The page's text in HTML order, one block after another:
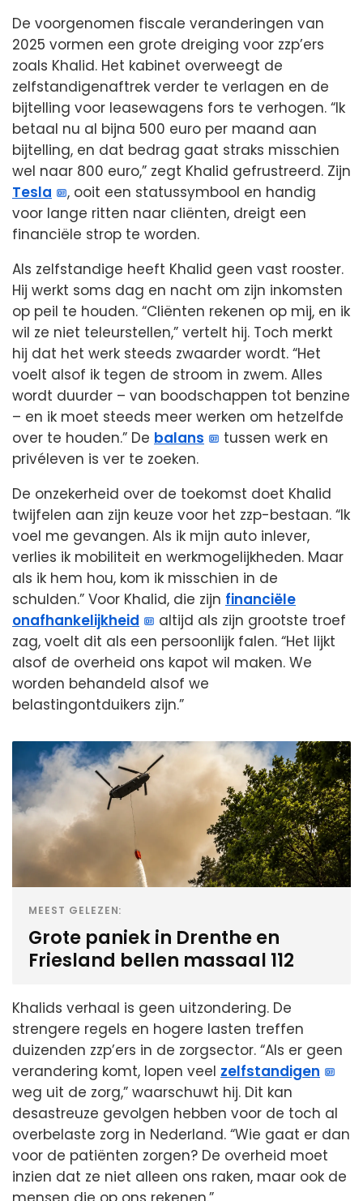
De voorgenomen fiscale veranderingen van
2025 vormen een grote dreiging voor zzp’ers
zoals Khalid. Het kabinet overweegt de
zelfstandigenaftrek verder te verlagen en de
bijtelling voor leasewagens fors te verhogen. “Ik
betaal nu al bijna 500 euro per maand aan
bijtelling, en dat bedrag gaat straks misschien
wel naar 800 euro,” zegt Khalid gefrustreerd. Zijn
Tesla
, ooit een statussymbool en handig
voor lange ritten naar cliënten, dreigt een
financiële strop te worden.
Als zelfstandige heeft Khalid geen vast rooster.
Hij werkt soms dag en nacht om zijn inkomsten
op peil te houden. “Cliënten rekenen op mij, en ik
wil ze niet teleurstellen,” vertelt hij. Toch merkt
hij dat het werk steeds zwaarder wordt. “Het
voelt alsof ik tegen de stroom in zwem. Alles
wordt duurder – van boodschappen tot benzine
– en ik moet steeds meer werken om hetzelfde
over te houden.” De balans
tussen werk en
privéleven is ver te zoeken.
De onzekerheid over de toekomst doet Khalid
twijfelen aan zijn keuze voor het zzp-bestaan. “Ik
voel me gevangen. Als ik mijn auto inlever,
verlies ik mobiliteit en werkmogelijkheden. Maar
als ik hem hou, kom ik misschien in de
schulden.” Voor Khalid, die zijn financiële
onafhankelijkheid
altijd als zijn grootste troef
zag, voelt dit als een persoonlijk falen. “Het lijkt
alsof de overheid ons kapot wil maken. We
worden behandeld alsof we
belastingontduikers zijn.”
MEEST GELEZEN:
Grote paniek in Drenthe en
Friesland bellen massaal 112
Khalids verhaal is geen uitzondering. De
strengere regels en hogere lasten treffen
duizenden zzp’ers in de zorgsector. “Als er geen
verandering komt, lopen veel zelfstandigen
weg uit de zorg,” waarschuwt hij. Dit kan
desastreuze gevolgen hebben voor de toch al
overbelaste zorg in Nederland. “Wie gaat er dan
voor de patiënten zorgen? De overheid moet
inzien dat ze niet alleen ons raken, maar ook de